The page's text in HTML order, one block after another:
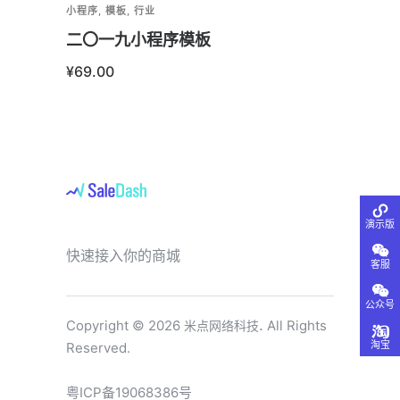
小程序, 模板, 行业
二〇一九小程序模板
¥69.00
快速接入你的商城
Copyright © 2026 米点网络科技. All Rights
Reserved.
粤ICP备19068386号
演示版
客服
公众号
淘宝